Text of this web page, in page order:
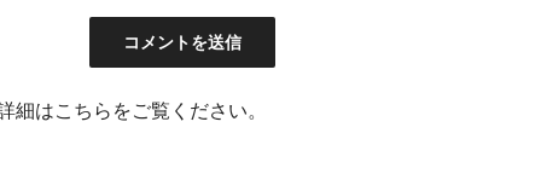
細はこちらをご覧ください。